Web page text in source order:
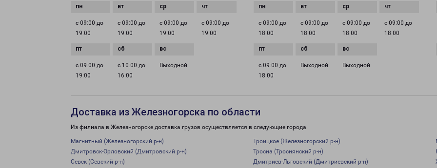
с 09:00 до
19:00
с 09:00 до
19:00
с 09:00 до
19:00
с 09:00 до
19:00
с 09:00 до
19:00
с 10:00 до
16:00
Выходной
с 09:00 до
18:00
с 09:00 до
18:00
с 09:00 до
18:00
с 09:00 до
18:00
с 09:00 до
18:00
Выходной Выходной
Доставка из Железногорска по области
Из филиала в Железногорске доставка грузов осуществляется в следующие города:
Магнитный (Железногорский р-н) Троицкое (Железногорский р-н)
Дмитровск-Орловский (Дмитровский р-н)
Тросна (Троснянский р-н)
Севск (Севский р-н)
Дмитриев-Льговский (Дмитриевский р-н)